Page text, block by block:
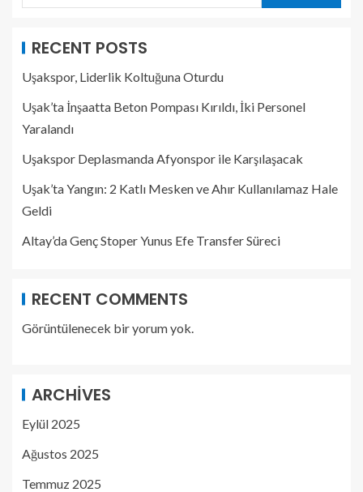
RECENT POSTS
Uşakspor, Liderlik Koltuğuna Oturdu
Uşak’ta İnşaatta Beton Pompası Kırıldı, İki Personel
Yaralandı
Uşakspor Deplasmanda Afyonspor ile Karşılaşacak
Uşak’ta Yangın: 2 Katlı Mesken ve Ahır Kullanılamaz Hale
Geldi
Altay’da Genç Stoper Yunus Efe Transfer Süreci
RECENT COMMENTS
Görüntülenecek bir yorum yok.
ARCHIVES
Eylül 2025
Ağustos 2025
Temmuz 2025